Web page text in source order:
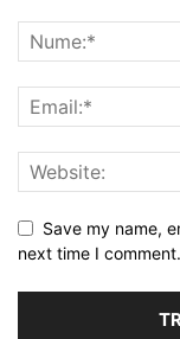
Save my name,
next time I comment.